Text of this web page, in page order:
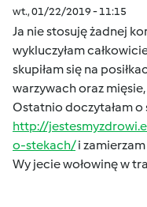
wt., 01/22/2019 - 11:15
Ja nie stosuję żadnej
wykluczyłam
skupiłam się na
warzywach oraz
Ostatnio doczytałam
http://
o-stekach/i
Wy jecie wołowinę w